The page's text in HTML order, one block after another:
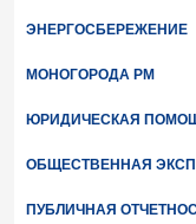
ЭНЕРГОСБЕРЕЖЕНИЕ
МОНОГОРОДА РМ
ЮРИДИЧЕСКАЯ
ОБЩЕСТВЕННАЯ
ПУБЛИЧНАЯ